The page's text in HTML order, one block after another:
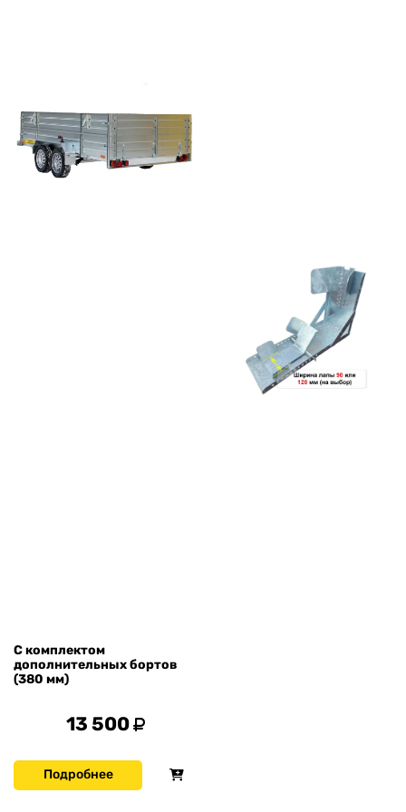
С комплектом
дополнительных бортов
(380 мм)
13 500
Подробнее